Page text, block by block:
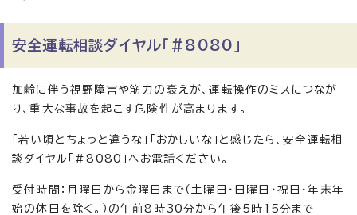
安全運転相談ダイヤル「＃8080」
加齢に伴う視野障害や筋力の衰えが、運転操作のミスにつなが
り、重大な事故を起こす危険性が高まります。
「若い頃とちょっと違うな」「おかしいな」と感じたら、安全運転相
談ダイヤル「＃8080」へお電話ください。
受付時間：月曜日から金曜日まで（土曜日・日曜日・祝日・年末年
始の休日を除く。）の午前8時30分から午後5時15分まで